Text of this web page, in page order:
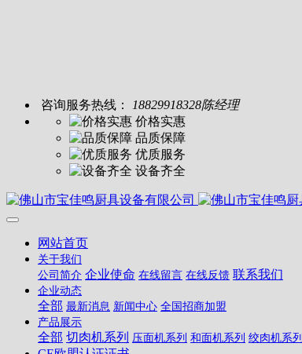
咨询服务热线：
18829918328陈经理
价格实惠
品质保障
优质服务
设备齐全
网站首页
关于我们
公司简介 企业使命 在线留言 在线反馈 联系我们
企业动态
全部 最新消息 新闻中心 全国招商加盟
产品展示
全部 切肉机系列 压面机系列 和面机系列 绞肉机系列